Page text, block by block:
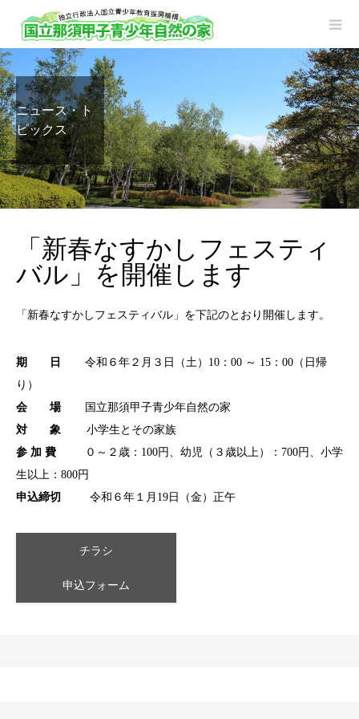
ニュース・ト
ピックス
「新春なすかしフェスティ
バル」を開催します
「新春なすかしフェスティバル」を下記のとおり開催します。
期 日
令和６年２月３日（土）10：00 ～ 15：00（日帰
り）
会 場国立那須甲子青少年自然の家
対 象 小学生とその家族
参 加 費 ０～２歳：100円、幼児（３歳以上）：700円、小学
生以上：800円
申込締切
令和６年１月19日（金）正午
チラシ
申込フォーム